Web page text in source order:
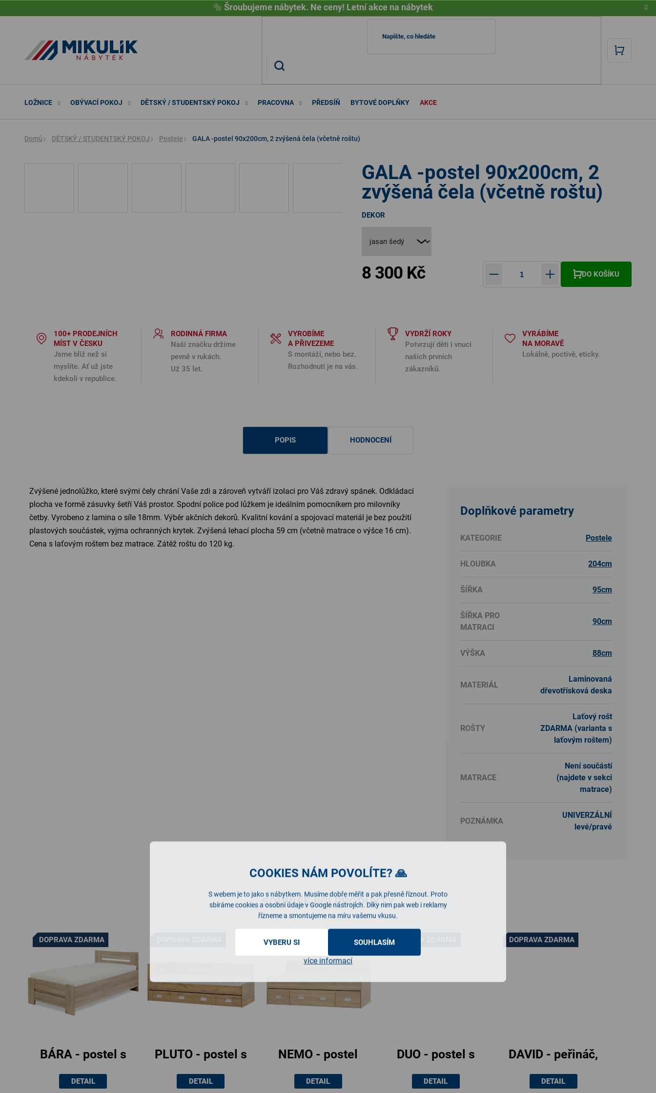
COOKIES NÁM POVOLÍTE? 🙏
S webem je to jako s nábytkem. Musíme dobře měřit a pak přesně říznout. Proto
sbíráme cookies a osobní údaje v Google nástrojích. Díky nim pak web i reklamy
řízneme a smontujeme na míru vašemu vkusu.
VYBERU SI SOUHLASÍM
více informací
na
🔩 Šroubujeme nábytek. Ne ceny! Letní akce na nábytek
LOŽNICE OBÝVACÍ POKOJ DĚTSKÝ / STUDENTSKÝ POKOJ PRACOVNA PŘEDSÍŇ BYTOVÉ DOPLŇKY AKCE
Domů DĚTSKÝ / STUDENTSKÝ POKOJ Postele GALA -postel 90x200cm, 2 zvýšená čela (včetně roštu)
GALA -postel 90x200cm, 2
zvýšená čela (včetně roštu)
DEKOR
8 300 Kč DO KOŠÍKU
100+ PRODEJNÍCH
MÍST V ČESKU
Jsme blíž než si
myslíte. Ať už jste
kdekoli v republice.
RODINNÁ FIRMA
Naši značku držíme
pevně v rukách.
Už 35 let.
VYROBÍME
A PŘIVEZEME
S montáží, nebo bez.
Rozhodnutí je na vás.
VYDRŽÍ ROKY
Potvrzují děti i vnuci
našich prvních
zákazníků.
VYRÁBÍME
NA MORAVĚ
Lokálně, poctivě, eticky.
POPIS HODNOCENÍ
Zvýšené jednolůžko, které svými čely chrání Vaše zdi a zároveň vytváří izolaci pro Váš zdravý spánek. Odkládací
plocha ve formě zásuvky šetří Váš prostor. Spodní police pod lůžkem je ideálním pomocníkem pro milovníky
četby. Vyrobeno z lamina o síle 18mm. Výběr akčních dekorů. Kvalitní kování a spojovací materiál je bez použití
plastových součástek, vyjma ochranných krytek. Zvýšená lehací plocha 59 cm (včetně matrace o výšce 16 cm).
Cena s laťovým roštem bez matrace. Zátěž roštu do 120 kg.
Doplňkové parametry
KATEGORIE Postele
HLOUBKA 204cm
ŠÍŘKA 95cm
ŠÍŘKA PRO
MATRACI
90cm
VÝŠKA 88cm
MATERIÁL
Laminovaná
dřevotřísková deska
ROŠTY
Laťový rošt
ZDARMA (varianta s
laťovým roštem)
MATRACE
Není součástí
(najdete v sekci
matrace)
POZNÁMKA
UNIVERZÁLNÍ
levé/pravé
SOUVISEJÍCÍ PRODUKTY
DOPRAVA ZDARMA
BÁRA - postel s
lamelovými rošty
90x200cm
DETAIL
PLUTO - postel s
úložným
prostorem,
DETAIL
DOPRAVA ZDARMA
NEMO - postel
90x200cm, 1
zvýšené zadní
DETAIL
DOPRAVA ZDARMA
DUO - postel s
úložným
prostorem /
DETAIL
DOPRAVA ZDARMA
DAVID - peřináč,
90x42x86cm
DETAIL